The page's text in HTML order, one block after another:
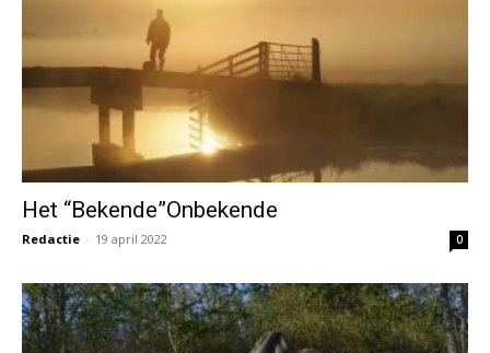
Het “Bekende”Onbekende
Redactie - 19 april 2022 0